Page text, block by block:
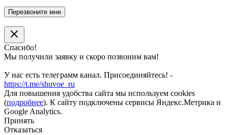
Спасибо!
Мы получили заявку и скоро позвоним вам!
У нас есть телеграмм канал. Присоединяйтесь! -
https://t.me/shuvoe_ru
Для повышения удобства сайта мы используем cookies
(подробнее). К сайту подключены сервисы Яндекс.Метрика и
Google Analytics.
Принять
Отказаться